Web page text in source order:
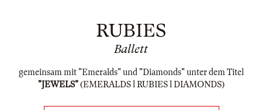
RUBIES
Ballett
gemeinsam mit "Emeralds" und "Diamonds" unter dem Titel
"JEWELS"(EMERALDS l RUBIES l DIAMONDS)